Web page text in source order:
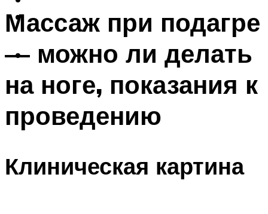
ФИТНЕС
МЕНЮ
Массаж при подагре
— можно ли делать
на ноге, показания к
проведению
Клиническая картина